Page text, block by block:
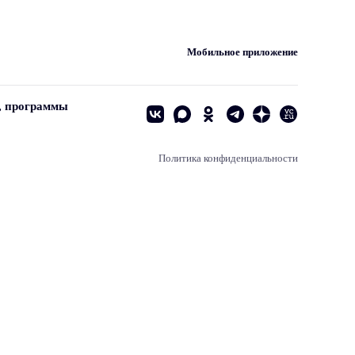
Мобильное приложение
программы
Политика конфиденциальности